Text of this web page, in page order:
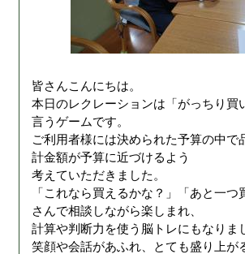
皆さんこんにちは。
本日のレクレーションは「がっちり買
言うゲームです。
ご利用者様には決められた予算の中で
計金額が予算に近づけるよう
考えていただきました。
「これなら買えるかな？」「あと一つ
さんで相談しながら楽しまれ、
計算や判断力を使う脳トレにもなりま
笑顔や会話があふれ、とても盛り上が